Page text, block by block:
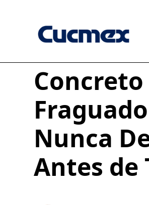
Nunca
Antes de